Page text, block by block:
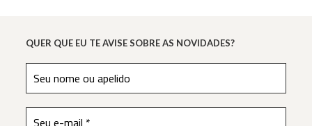
QUER QUE EU TE AVISE SOBRE AS NOVIDADES?